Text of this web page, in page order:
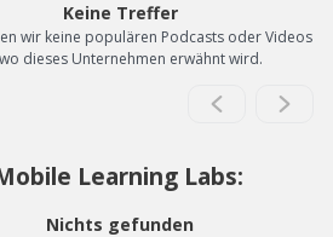
Keine Treffer
wir keine populären Podcasts oder Videos
dieses Unternehmen erwähnt wird.
Learning Labs:
Nichts gefunden